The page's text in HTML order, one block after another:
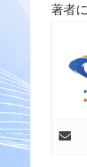
著者